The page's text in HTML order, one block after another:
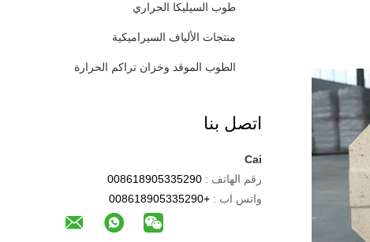
طوب السيليكا الحراري
منتجات الألياف السيراميكية
الطوب الموقد وخزان تراكم الحرارة
اتصل بنا
Cai
رقم الهاتف :
واتس اب : +008618905335290